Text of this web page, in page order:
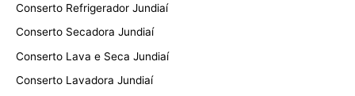
Conserto Refrigerador Jundiaí
Conserto Secadora Jundiaí
Conserto Lava e Seca Jundiaí
Conserto Lavadora Jundiaí